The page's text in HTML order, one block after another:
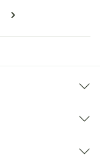
pagina